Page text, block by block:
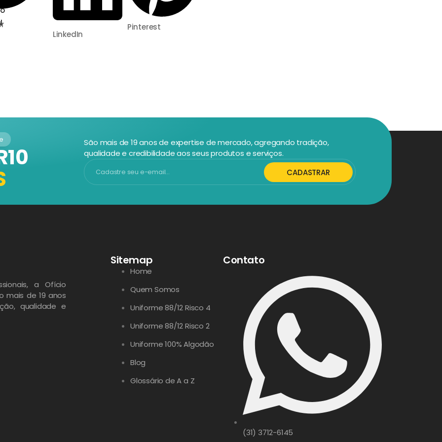
LinkedIn
Pinterest
São mais de 19 anos de expertise de mercado, agregando tradição,
qualidade e credibilidade aos seus produtos e serviços.
CADASTRAR
a Ofício
mais de 19 anos
qualidade e
Sitemap
Home
Quem Somos
Uniforme 88/12 Risco 4
Uniforme 88/12 Risco 2
Uniforme 100% Algodão
Blog
Glossário de A a Z
Contato
(31) 3712-6145